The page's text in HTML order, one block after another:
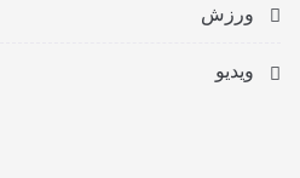
ورزش
ویدیو